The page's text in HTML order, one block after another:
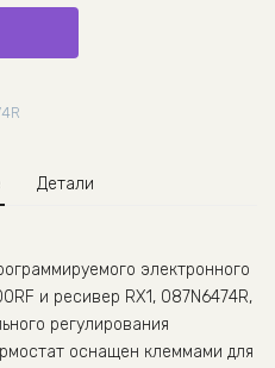
Детали
электронного
и ресивер RX1, 087N6474R,
регулирования
оснащен клеммами для